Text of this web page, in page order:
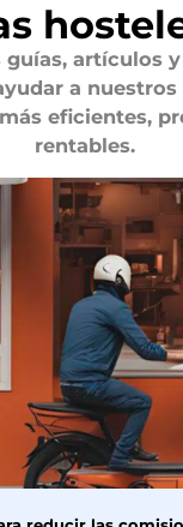
guías, artículos
a nuestros
eficientes,
rentables.